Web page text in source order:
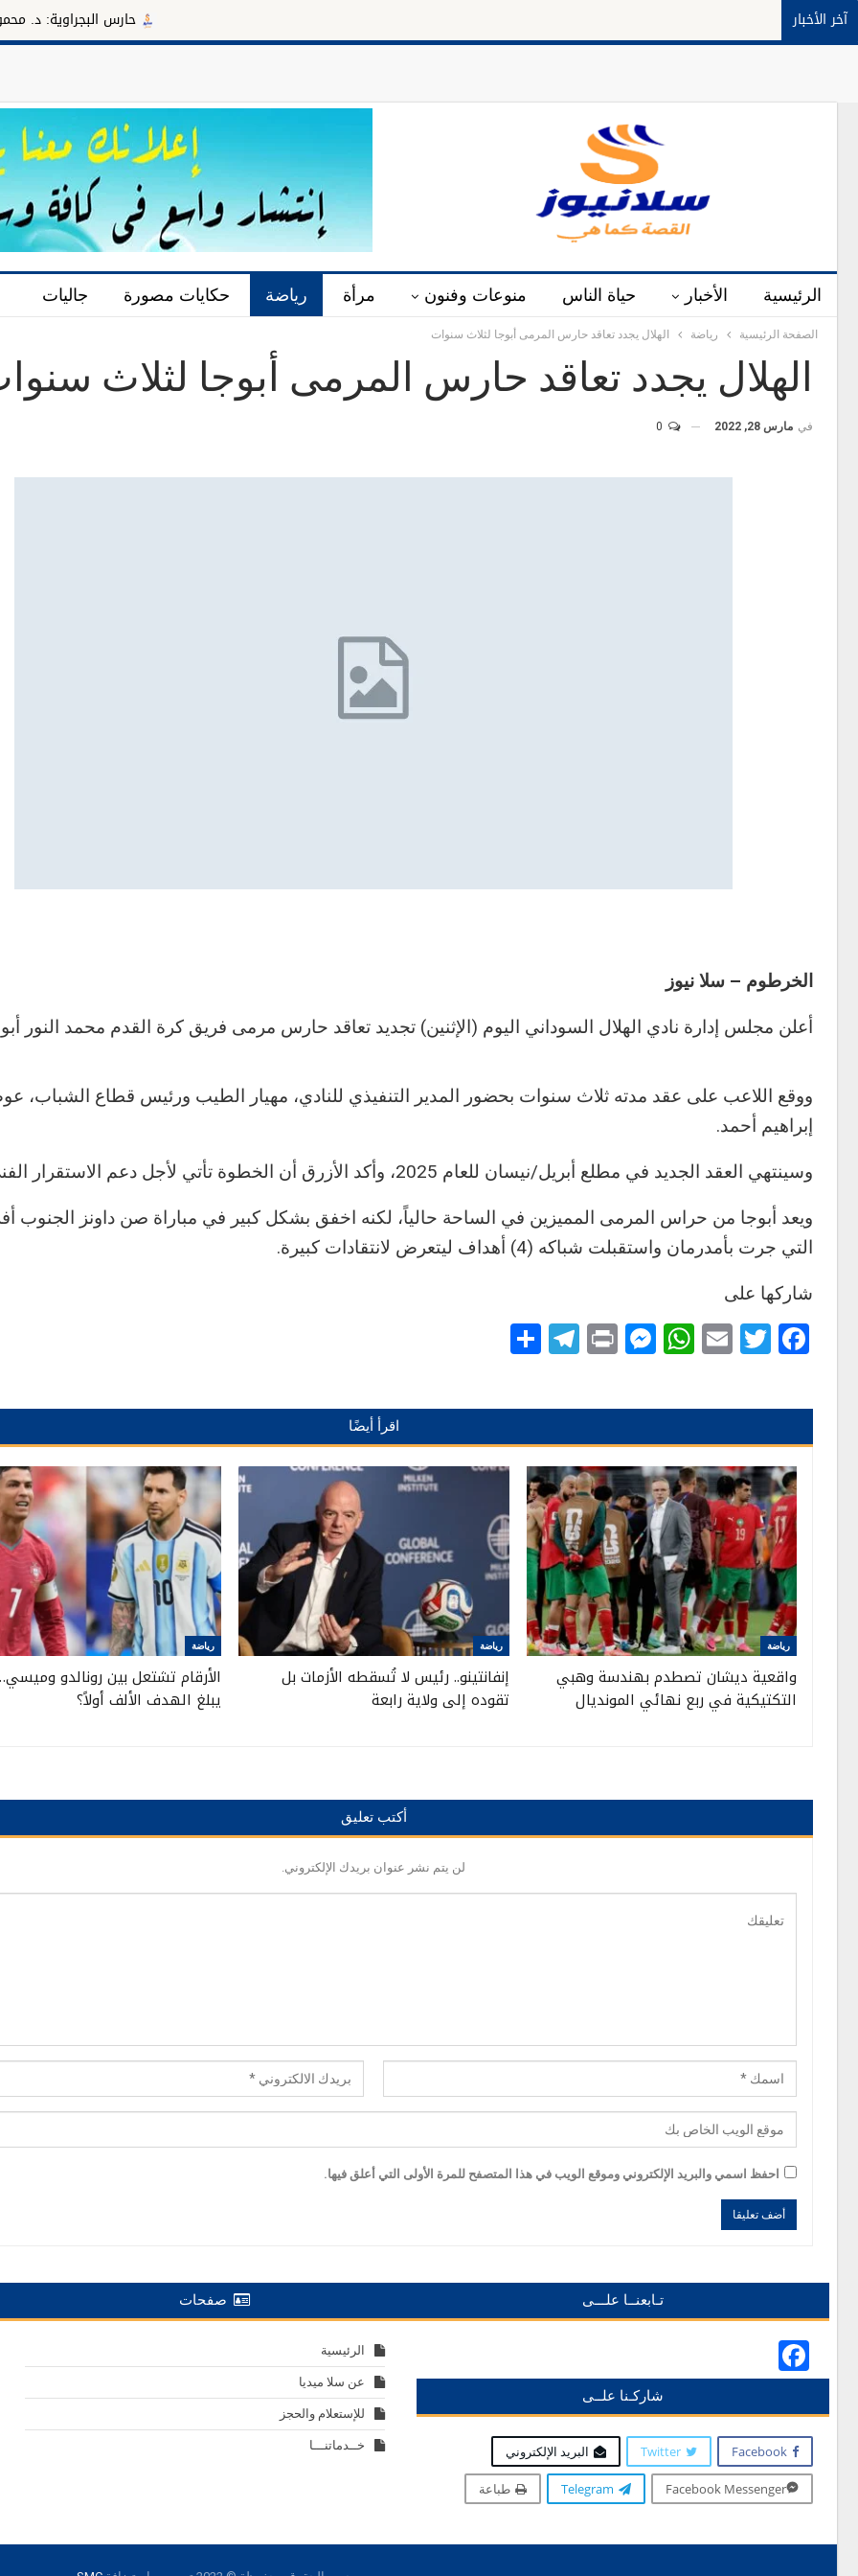
آخر الأخبار حارس البجراوية: د. محمود
الرئيسية الأخبار حياة الناس منوعات وفنون مرأة رياضة حكايات مصورة جاليات
الصفحة الرئيسية رياضة الهلال يجدد تعاقد حارس المرمى أبوجا لثلاث سنوات
الهلال يجدد تعاقد حارس المرمى أبوجا لثلاث
في مارس 28, 2022
الخرطوم – سلا نيوز
أعلن مجلس إدارة نادي الهلال السوداني اليوم (الإثنين) تجديد تعاقد حارس مرمى فريق كرة القدم محمد النور
ووقع اللاعب على عقد مدته ثلاث سنوات بحضور المدير التنفيذي للنادي، مهيار الطيب ورئيس قطاع الشباب،
إبراهيم أحمد.
وسينتهي العقد الجديد في مطلع أبريل/نيسان للعام 2025، وأكد الأزرق أن الخطوة تأتي لأجل دعم الاستقرار الفني.
ويعد أبوجا من حراس المرمى المميزين في الساحة حالياً، لكنه اخفق بشكل كبير في مباراة صن داونز الجنوب
التي جرت بأمدرمان واستقبلت شباكه (4) أهداف ليتعرض لانتقادات كبيرة.
شاركها على
Facebook
Twitter
Email
WhatsApp
Messenger
Print
Telegram
اقرأ أيضًا
رياضة
واقعية ديشان تصطدم بهندسة وهبي
التكتيكية في ربع نهائي المونديال
رياضة
إنفانتينو.. رئيس لا تُسقطه الأزمات بل
تقوده إلى ولاية رابعة
رياضة
الأرقام تشتعل بين رونالدو
يبلغ الهدف الألف أولاً؟
أكتب تعليق
لن يتم نشر عنوان بريدك الإلكتروني.
احفظ اسمي والبريد الإلكتروني وموقع الويب في هذا المتصفح للمرة الأولى التي أعلق فيها.
تـابعنــا علـــى
شاركـنا علــى
Facebook
Twitter البريد الإلكتروني
Facebook Messenger
Telegram طباعة
صفحات
الرئيسية
عن سلا ميديا
للإستعلام والحجز
خــدماتنـــا